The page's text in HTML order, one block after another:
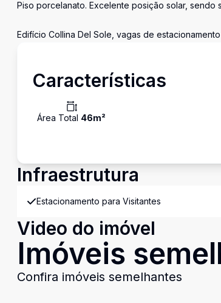
Piso porcelanato. Excelente posição solar, sendo
Edifício Collina Del Sole, vagas de
Características
Área Total 46m²
Infraestrutura
Estacionamento para Visitantes
Video do imóvel
Imóveis
Confira imóveis semelhantes